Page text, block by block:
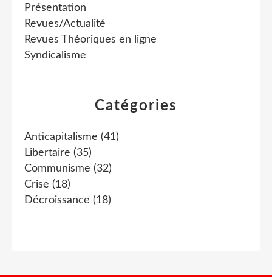
Catégories
Anticapitalisme (41)
Libertaire (35)
Communisme (32)
Crise (18)
Décroissance (18)
Présentation
Revues/Actualité
Revues Théoriques en ligne
Syndicalisme